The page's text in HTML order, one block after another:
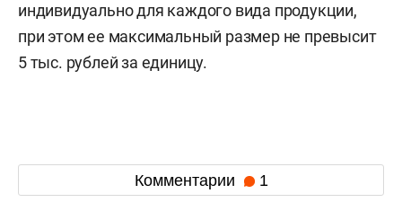
индивидуально для каждого вида продукции,
при этом ее максимальный размер не превысит
5 тыс. рублей за единицу.
Комментарии 1